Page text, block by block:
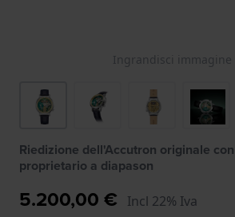
Ingrandisci immagine
Riedizione dell'Accutron originale
proprietario a diapason
5.200,00 € Incl 22% Iva